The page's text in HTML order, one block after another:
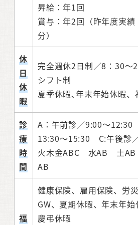
昇給：年1回
賞与：年2回（昨年度実
分）
休
日
休
暇
完全週休2日制／8：30～
シフト制
夏季休暇､年末年始休暇、
診
療
時
間
A：午前診／9:00～
13:30～15:30 C:午後診
火木金ABC 水AB 土
AB
福
健康保険、雇用保険、労
GW、夏期休暇、年末年始
慶弔休暇